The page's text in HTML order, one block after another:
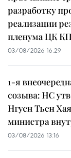
разработку
реализации
пленума ЦК
03/08/2026 16:29
1-я
созыва: НС
Нгуен Тьен
министра
03/08/2026 13:16